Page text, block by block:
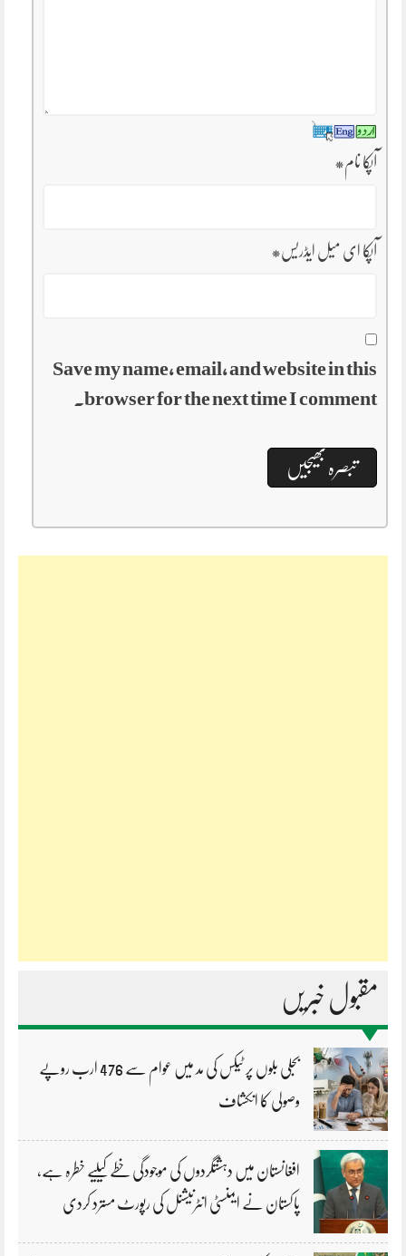
آپکا نام*
آپکا ای میل ایڈریس*
Save my name, email, and website in this
browser for the next time I comment.
مقبول خبریں
بجلی بلوں پر ٹیکس کی مد میں عوام سے 476 ارب روپے
وصولی کا انکشاف
افغانستان میں دہشتگردوں کی موجودگی خطے کیلیے خطرہ ہے،
پاکستان نے ایمنسٹی انٹرنیشنل کی رپورٹ مسترد کردی